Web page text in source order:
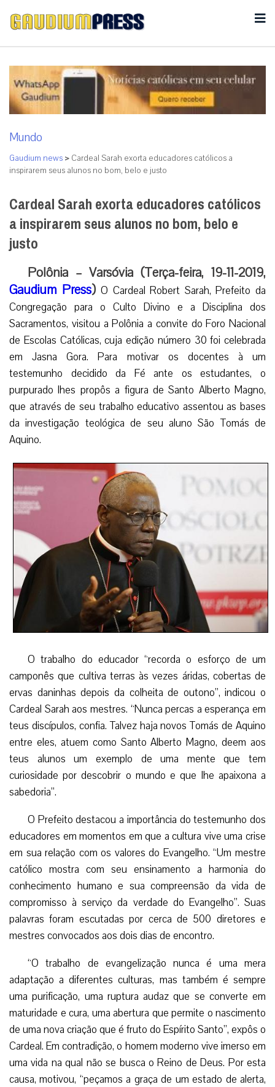
Mundo
Gaudium news > Cardeal Sarah exorta educadores católicos a
inspirarem seus alunos no bom, belo e justo
Cardeal Sarah exorta educadores católicos
a inspirarem seus alunos no bom, belo e
justo
Polônia – Varsóvia (Terça-feira, 19-11-2019,
Gaudium Press)O Cardeal Robert Sarah, Prefeito da
Congregação para o Culto Divino e a Disciplina dos
Sacramentos, visitou a Polônia a convite do Foro Nacional
de Escolas Católicas, cuja edição número 30 foi celebrada
em Jasna Gora. Para motivar os docentes à um
testemunho decidido da Fé ante os estudantes, o
purpurado lhes propôs a figura de Santo Alberto Magno,
que através de seu trabalho educativo assentou as bases
da investigação teológica de seu aluno São Tomás de
Aquino.
O trabalho do educador “recorda o esforço de um
camponês que cultiva terras às vezes áridas, cobertas de
ervas daninhas depois da colheita de outono”, indicou o
Cardeal Sarah aos mestres. “Nunca percas a esperança em
teus discípulos, confia. Talvez haja novos Tomás de Aquino
entre eles, atuem como Santo Alberto Magno, deem aos
teus alunos um exemplo de uma mente que tem
curiosidade por descobrir o mundo e que lhe apaixona a
sabedoria”.
O Prefeito destacou a importância do testemunho dos
educadores em momentos em que a cultura vive uma crise
em sua relação com os valores do Evangelho. “Um mestre
católico mostra com seu ensinamento a harmonia do
conhecimento humano e sua compreensão da vida de
compromisso à serviço da verdade do Evangelho”. Suas
palavras foram escutadas por cerca de 500 diretores e
mestres convocados aos dois dias de encontro.
“O trabalho de evangelização nunca é uma mera
adaptação a diferentes culturas, mas também é sempre
uma purificação, uma ruptura audaz que se converte em
maturidade e cura, uma abertura que permite o nascimento
de uma nova criação que é fruto do Espírito Santo”, expôs o
Cardeal. Em contradição, o homem moderno vive imerso em
uma vida na qual não se busca o Reino de Deus. Por esta
causa, motivou, “peçamos a graça de um estado de alerta,